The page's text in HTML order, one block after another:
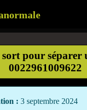
pour séparer
0022961009622
: 3 septembre 2024